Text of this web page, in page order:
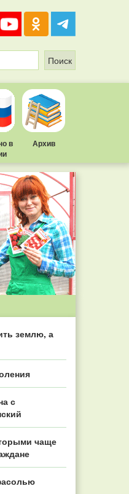
в
Архив
землю, а
с
чаще